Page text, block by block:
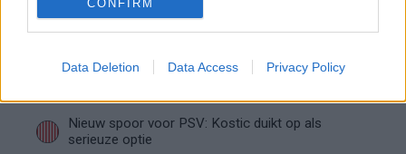
CONFIRM
Data Deletion Data Access Privacy Policy
dit bedrag kan PSV'er vertrekken
Dit ziet de Belgische voetbalbond in Mark van
Bommel als nieuwe bondscoach
Nieuw spoor voor PSV: Kostic duikt op als
serieuze optie